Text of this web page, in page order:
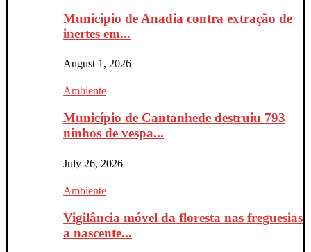
Município de Anadia contra extração de
inertes em...
August 1, 2026
Ambiente
Município de Cantanhede destruiu 793
ninhos de vespa...
July 26, 2026
Ambiente
Vigilância móvel da floresta nas freguesias
a nascente...